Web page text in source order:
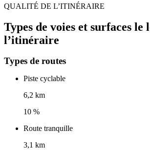
QUALITÉ DE L’ITINÉRAIRE
Types de voies et surfaces le
l’itinéraire
Types de routes
Piste cyclable
6,2 km
10 %
Route tranquille
3,1 km